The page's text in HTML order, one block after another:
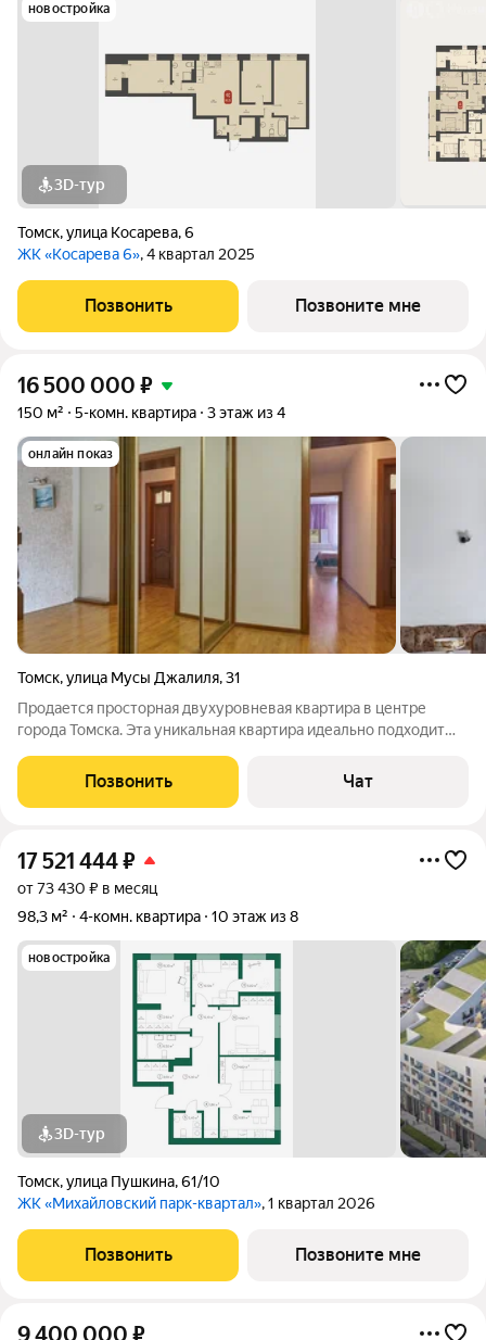
новостройка
3D-тур
Томск,улица Косарева,6
ЖК «Косарева 6», 4 квартал 2025
Позвонить Позвоните мне
16 500 000 ₽
150 м² 5-комн. квартира 3 этаж из 4
онлайн показ
Томск,улица Мусы Джалиля,31
Продается просторная двухуровневая квартира в центре
города Томска. Эта уникальная квартира идеально подходит
светлые комнаты и уютная гостиная с камином. Два санузла
(первый этаж с ванной,
Позвонить Чат
17 521 444₽
от 73 430 ₽ в месяц
98,3 м²
4-комн. квартира 10 этаж из 8
новостройка
3D-тур
Томск,улица Пушкина,61/10
ЖК «Михайловский парк-квартал», 1 квартал 2026
Позвонить Позвоните мне
9 400 000 ₽